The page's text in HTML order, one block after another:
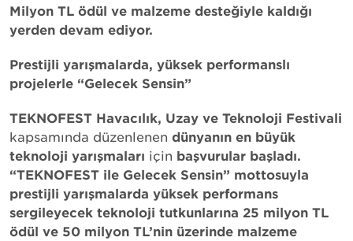
Milyon TL ödül ve malzeme desteğiyle kaldığı
yerden devam ediyor.
Prestijli yarışmalarda, yüksek performanslı
projelerle “Gelecek Sensin”
TEKNOFEST Havacılık, Uzay ve Teknoloji Festivali
kapsamında düzenlenen dünyanın en büyük
teknoloji yarışmaları için başvurular başladı.
“TEKNOFEST ile Gelecek Sensin” mottosuyla
prestijli yarışmalarda yüksek performans
sergileyecek teknoloji tutkunlarına 25 milyon TL
ödül ve 50 milyon TL’nin üzerinde malzeme